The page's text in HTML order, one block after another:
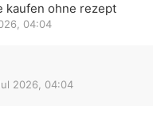
kaufen ohne rezept
04:04
2026, 04:04